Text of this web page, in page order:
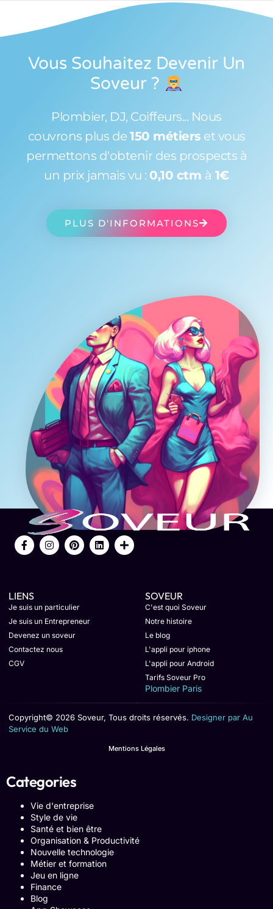
Vous Souhaitez Devenir Un
Soveur ?
Plombier, DJ, Coiffeurs... Nous
couvrons plus de 150 métiers et vous
permettons d'obtenir des prospects à
un prix jamais vu : 0,10 ctm à 1€
PLUS D'INFORMATIONS
LIENS
Je suis un particulier
Je suis un Entrepreneur
Devenez un soveur
Contactez nous
CGV
SOVEUR
C'est quoi Soveur
Notre histoire
Le blog
L'appli pour iphone
L'appli pour Android
Tarifs Soveur Pro
Plombier Paris
Copyright© 2026 Soveur, Tous droits réservés. Designer par Au
Service du Web
Mentions Légales
Categories
Vie d'entreprise
Style de vie
Santé et bien être
Organisation & Productivité
Nouvelle technologie
Métier et formation
Jeu en ligne
Finance
Blog